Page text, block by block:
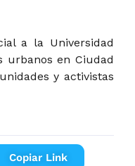
a la Universidad
urbanos en Ciudad
y activistas
Copiar Link